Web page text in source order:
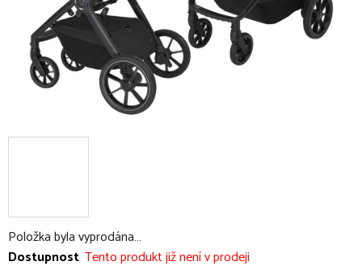
Položka byla vyprodána…
Dostupnost Tento produkt již není v prodeji